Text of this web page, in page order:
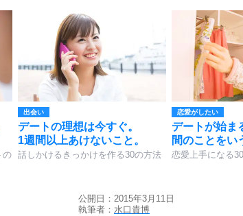
の
出会い
デートの理想は今すぐ。
1週間以上あけないこと。
話しかけるきっかけを作る30の方法
恋愛がしたい
デートが始ま
間のことをい
恋愛上手になる
公開日：2015年3月11日
執筆者： 水口貴博